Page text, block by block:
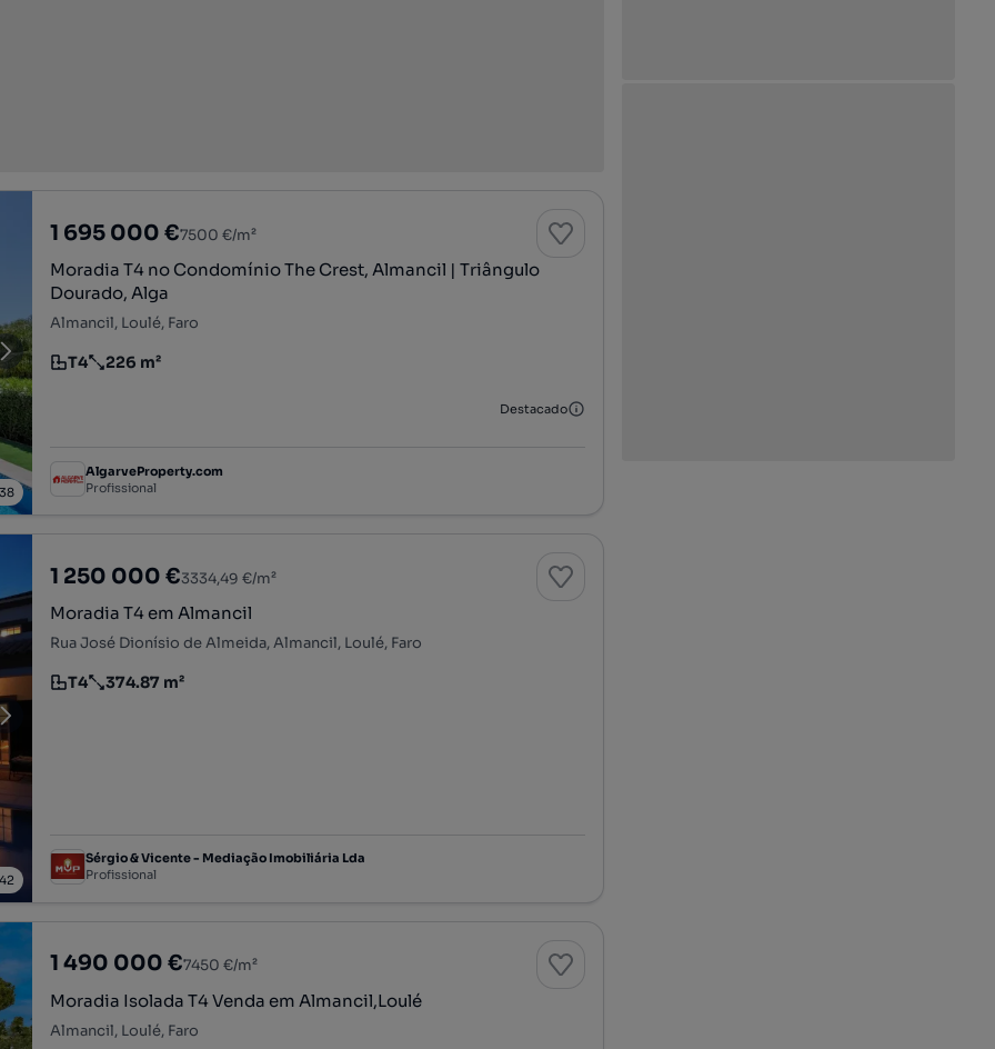
38
1 695 000 €7500 €/m²
Moradia T4 no Condomínio The Crest, Almancil | Triângulo
Dourado, Alga
Almancil, Loulé, Faro
Tipologia
T4
Preço por metro quadrado
226 m²
Destacado
AlgarveProperty.com
Profissional
42
1 250 000 €3334,49 €/m²
Moradia T4 em Almancil
Rua José Dionísio de Almeida, Almancil, Loulé, Faro
Tipologia
T4
Preço por metro quadrado
374.87 m²
Sérgio & Vicente - Mediação Imobiliária Lda
Profissional
1 490 000 €7450 €/m²
Moradia Isolada T4 Venda em Almancil,Loulé
Almancil, Loulé, Faro